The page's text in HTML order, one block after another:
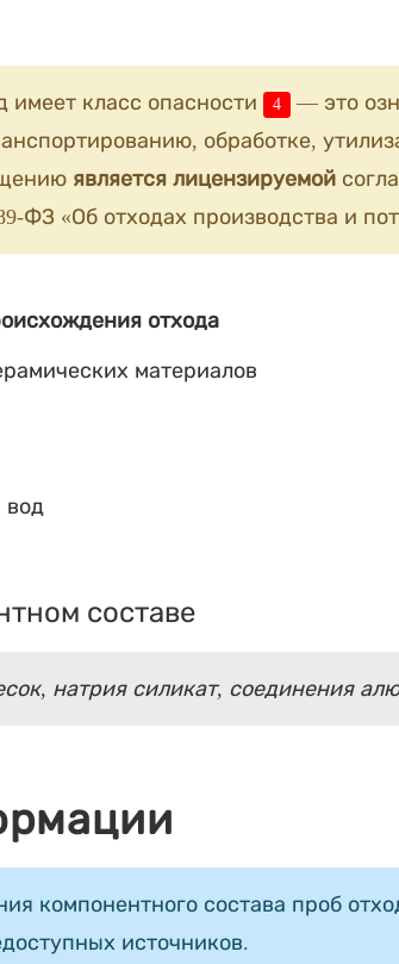
имеет класс опасности 4
— это
обработке,
является лицензируемой
ФЗ «Об отходах производства и
отхода
материалов
вод
составе
натрия силикат, соединения
компонентного состава проб
источников.